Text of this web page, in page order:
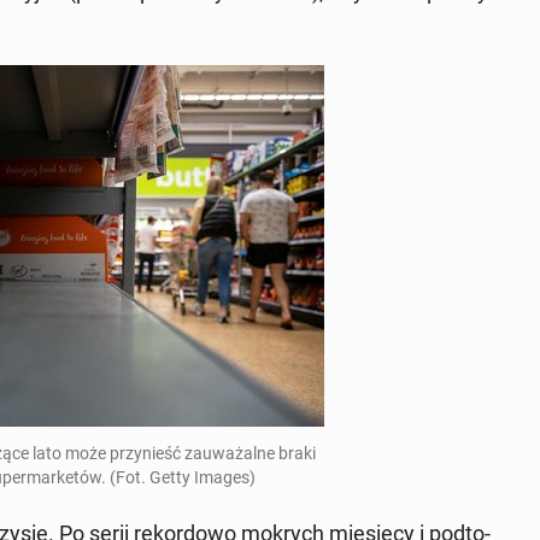
lato może przy­nieść za­uwa­żal­ne braki
(Fot. Getty Images)
Po serii re­kor­do­wo mokrych mie­się­cy i pod­to­